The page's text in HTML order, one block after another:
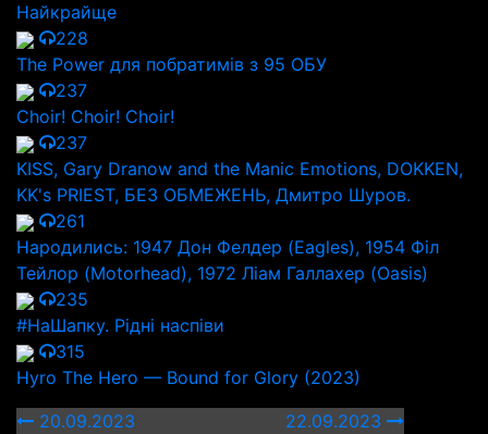
Найкрайще
228
The Power для побратимів з 95 ОБУ
237
Choir! Choir! Choir!
237
KISS, Gary Dranow and the Manic Emotions, DOKKEN,
KK's PRIEST, БЕЗ ОБМЕЖЕНЬ, Дмитро Шуров.
261
Народились: 1947 Дон Фелдер (Eagles), 1954 Філ
Тейлор (Motorhead), 1972 Ліам Галлахер (Oasis)
235
#НаШапку. Рідні наспіви
315
Hyro The Hero — Bound for Glory (2023)
20.09.2023
22.09.2023